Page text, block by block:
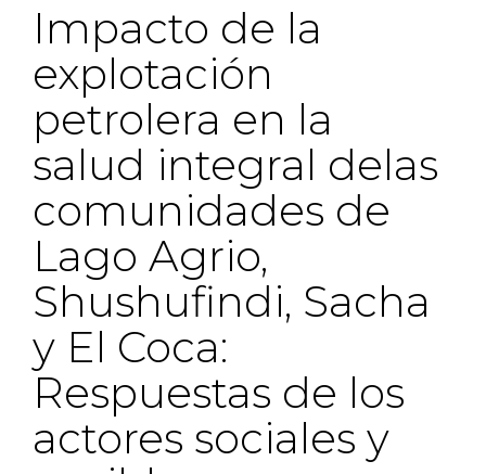
Impacto de la
explotación
petrolera en la
salud integral delas
comunidades de
Lago Agrio,
Shushufindi, Sacha
y El Coca:
Respuestas de los
actores sociales y